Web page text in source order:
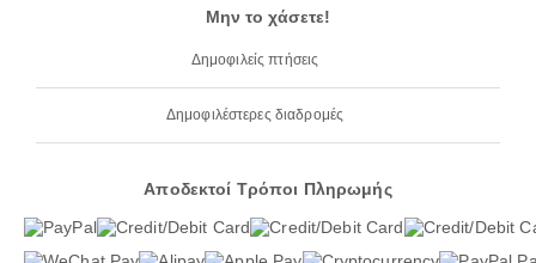
Μην το χάσετε!
Δημοφιλείς πτήσεις
Δημοφιλέστερες διαδρομές
Αποδεκτοί Τρόποι Πληρωμής